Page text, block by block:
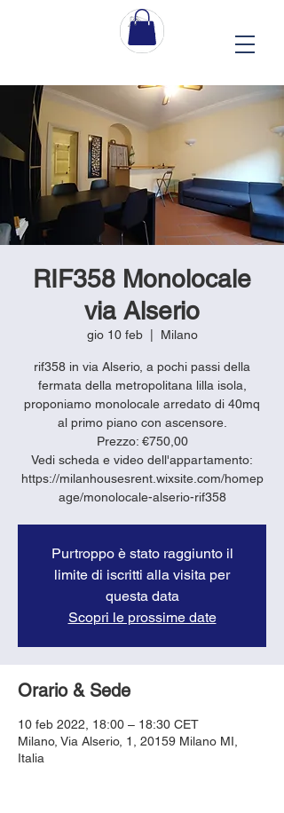
RIF358 Monolocale
via Alserio
gio 10 feb
  |
Milano
rif358 in via Alserio, a pochi passi della
fermata della metropolitana lilla isola,
proponiamo monolocale arredato di 40mq
al primo piano con ascensore.
Prezzo: €750,00
Vedi scheda e video dell'appartamento:
https://milanhousesrent.wixsite.com/homep
age/monolocale-alserio-rif358
Purtroppo è stato raggiunto il
limite di iscritti alla visita per
questa data
Scopri le prossime date
Orario & Sede
10 feb 2022, 18:00 – 18:30 CET
Milano, Via Alserio, 1, 20159 Milano MI,
Italia